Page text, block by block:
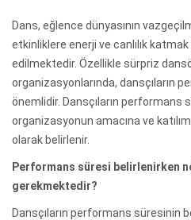
Dans, eğlence dünyasının
etkinliklere enerji ve canlılık katmak
edilmektedir. Özellikle sürpriz
organizasyonlarında, dansçıların
önemlidir. Dansçıların performans
organizasyonun amacına ve
olarak belirlenir.
Performans süresi belirlenirken
gerekmektedir?
Dansçıların performans süresinin